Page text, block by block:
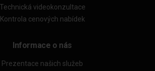
Technická videokonzultace
Kontrola cenových nabídek
Informace o nás
Prezentace našich služeb